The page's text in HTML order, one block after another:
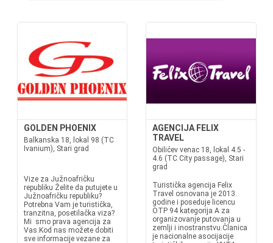
GOLDEN PHOENIX
Balkanska 18, lokal 98 (TC
Ivanium), Stari grad
Vize za Južnoafričku
republiku Želite da putujete u
Južnoafričku republiku?
Potrebna Vam je turistička,
tranzitna, posetilačka viza?
Mi smo prava agencija za
Vas.Kod nas možete dobiti
sve informacije vezane za
AGENCIJA FELIX
TRAVEL
Obilićev venac 18, lokal 4.5 -
4.6 (TC City passage), Stari
grad
Turistička agencija Felix
Travel osnovana je 2013.
godine i poseduje licencu
OTP 94 kategorija A za
organizovanje putovanja u
zemlji i inostranstvu.Članica
je nacionalne asocijacije